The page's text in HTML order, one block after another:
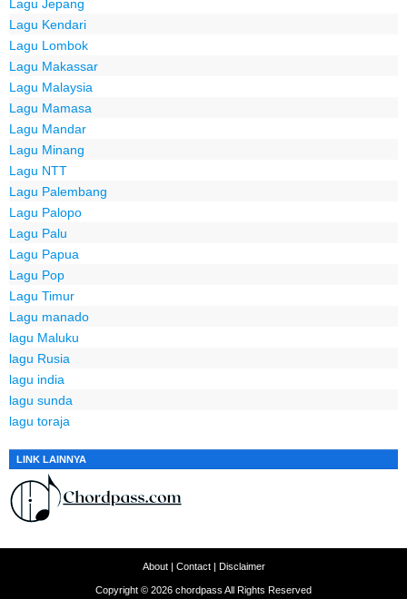
Lagu Jepang
Lagu Kendari
Lagu Lombok
Lagu Makassar
Lagu Malaysia
Lagu Mamasa
Lagu Mandar
Lagu Minang
Lagu NTT
Lagu Palembang
Lagu Palopo
Lagu Palu
Lagu Papua
Lagu Pop
Lagu Timur
Lagu manado
lagu Maluku
lagu Rusia
lagu india
lagu sunda
lagu toraja
LINK LAINNYA
About| Contact| Disclaimer
Copyright © 2026 chordpass All Rights Reserved